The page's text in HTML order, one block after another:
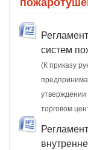
систем
(К приказу
торговом